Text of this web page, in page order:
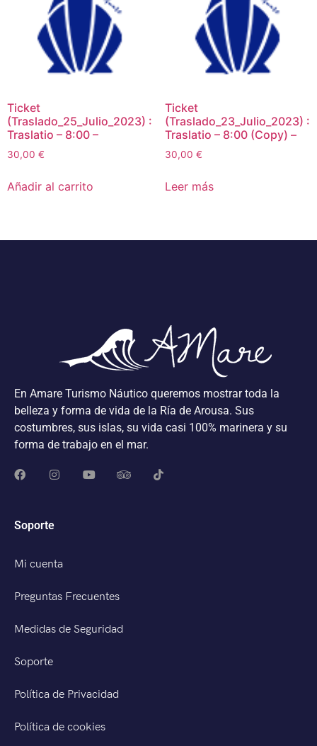
Ticket
(Traslado_25_Julio_2023) :
Traslatio – 8:00 –
30,00 €
Añadir al carrito
Ticket
(Traslado_23_Julio_2023) :
Traslatio – 8:00 (Copy) –
30,00 €
Leer más
En Amare Turismo Náutico queremos mostrar toda la
belleza y forma de vida de la Ría de Arousa. Sus
costumbres, sus islas, su vida casi 100% marinera y su
forma de trabajo en el mar.
Soporte
Mi cuenta
Preguntas Frecuentes
Medidas de Seguridad
Soporte
Política de Privacidad
Política de cookies